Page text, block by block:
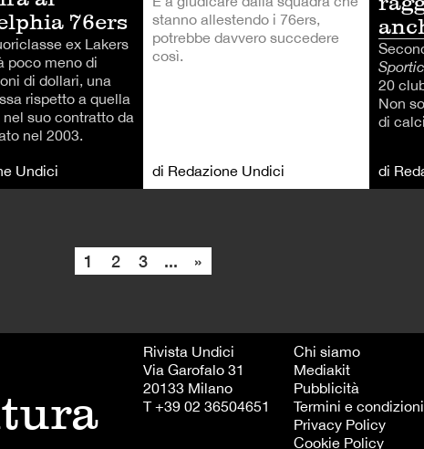
76ers
ex Lakers
poco meno di
di dollari, una
rispetto a quella
suo contratto da
nel 2003.
Undici
stanno allestendo i 76ers,
potrebbe davvero succedere
così.
di Redazione Undici
20
Non
di
di
1 2 3 ... »
Rivista Undici
Via Garofalo 31
20133 Milano
T +39 02 36504651
Chi siamo
Mediakit
Pubblicità
Termini e condizioni
Privacy Policy
Cookie Policy